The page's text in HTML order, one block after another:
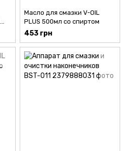
Масло для смазки V-OIL
PLUS 500мл со спиртом
453 грн